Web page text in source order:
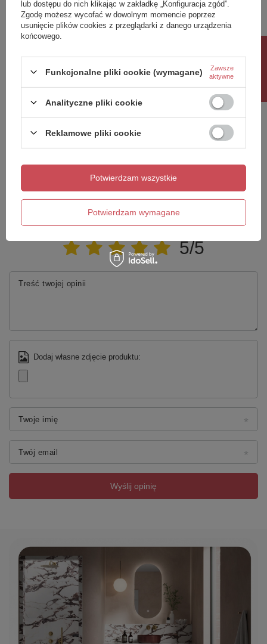
26
kolor klosza Grafitowy
Potrzebujesz pomocy? Masz pytania?
Zadaj pytanie a my odpowiemy niezwłocznie,
Zadaj pytanie
Napisz swoją opinię
5/5
Treść twojej opinii
Dodaj własne zdjęcie produktu:
Twoje imię
Twój email
Wyślij opinię
lub dostępu do nich klikając w zakładkę „Konfiguracja zgód”.
Zgodę możesz wycofać w dowolnym momencie poprzez
usunięcie plików cookies z przeglądarki z danego urządzenia
końcowego.
Funkcjonalne pliki cookie (wymagane)
Zawsze
aktywne
Analityczne pliki cookie
Reklamowe pliki cookie
Potwierdzam wymagane
Potwierdzam wszystkie